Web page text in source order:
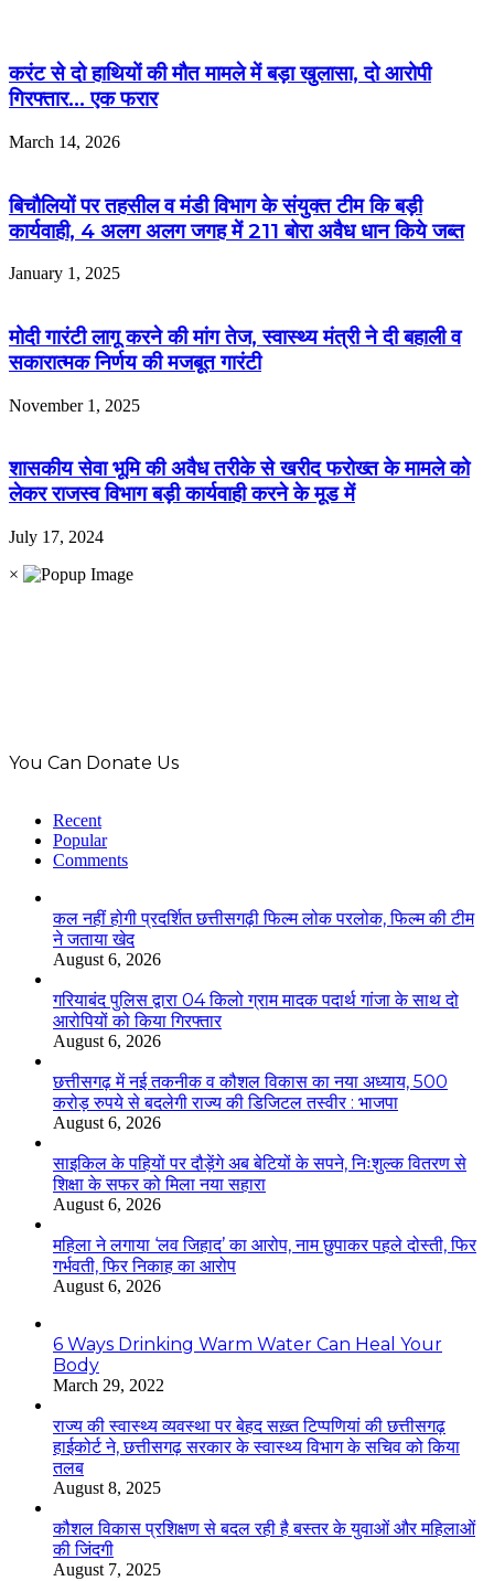
करंट से दो हाथियों की मौत मामले में बड़ा खुलासा, दो आरोपी
गिरफ्तार… एक फरार
March 14, 2026
बिचौलियों पर तहसील व मंडी विभाग के संयुक्त टीम कि बड़ी
कार्यवाही, 4 अलग अलग जगह में 211 बोरा अवैध धान किये जब्त
January 1, 2025
मोदी गारंटी लागू करने की मांग तेज, स्वास्थ्य मंत्री ने दी बहाली व
सकारात्मक निर्णय की मजबूत गारंटी
November 1, 2025
शासकीय सेवा भूमि की अवैध तरीके से खरीद फरोख्त के मामले को
लेकर राजस्व विभाग बड़ी कार्यवाही करने के मूड में
July 17, 2024
×
You Can Donate Us
Recent
Popular
Comments
कल नहीं होगी प्रदर्शित छत्तीसगढ़ी फिल्म लोक परलोक, फिल्म की टीम
ने जताया खेद
August 6, 2026
गरियाबंद पुलिस द्वारा 04 किलो ग्राम मादक पदार्थ गांजा के साथ दो
आरोपियों को किया गिरफ्तार
August 6, 2026
छत्तीसगढ़ में नई तकनीक व कौशल विकास का नया अध्याय, 500
करोड़ रुपये से बदलेगी राज्य की डिजिटल तस्वीर : भाजपा
August 6, 2026
साइकिल के पहियों पर दौड़ेंगे अब बेटियों के सपने, निःशुल्क वितरण से
शिक्षा के सफर को मिला नया सहारा
August 6, 2026
महिला ने लगाया ‘लव जिहाद’ का आरोप, नाम छुपाकर पहले दोस्ती, फिर
गर्भवती, फिर निकाह का आरोप
August 6, 2026
6 Ways Drinking Warm Water Can Heal Your
Body
March 29, 2022
राज्य की स्वास्थ्य व्यवस्था पर बेहद सख़्त टिप्पणियां की छत्तीसगढ़
हाईकोर्ट ने, छत्तीसगढ़ सरकार के स्वास्थ्य विभाग के सचिव को किया
तलब
August 8, 2025
कौशल विकास प्रशिक्षण से बदल रही है बस्तर के युवाओं और महिलाओं
की जिंदगी
August 7, 2025